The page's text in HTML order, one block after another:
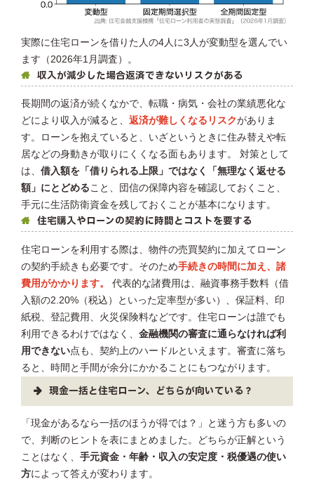
実際に住宅ローンを借りた人の4人に3人が変動型を選んでい
ます（2026年1月調査）。
収入が減少した場合返済できないリスクがある
長期間の返済が続くなかで、転職・病気・会社の業績悪化な
どにより収入が減ると、 返済が難しくなるリスクがありま
す。ローンを抱えていると、いざというときに住み替えや転
居などの身動きが取りにくくなる面もあります。 対策として
は、 借入額を「借りられる上限」ではなく「無理なく返せる
額」にとどめること、団信の保障内容を確認しておくこと、
手元に生活防衛資金を残しておくことが基本になります。
住宅購入やローンの契約に時間とコストを要する
住宅ローンを利用する際は、物件の売買契約に加えてローン
の契約手続きも必要です。そのため手続きの時間に加え、諸
費用がかかります。
代表的な諸費用は、融資事務手数料（借
入額の2.20%（税込）といった定率型が多い）、保証料、印
紙税、登記費用、火災保険料などです。住宅ローンは誰でも
利用できるわけではなく、 金融機関の審査に通らなければ利
用できない点も、契約上のハードルといえます。審査に落ち
ると、時間と手間が余分にかかることにもつながります。
現金一括と住宅ローン、どちらが向いている？
「現金があるなら一括のほうが得では？」と迷う方も多いの
で、判断のヒントを表にまとめました。どちらが正解という
ことはなく、 手元資金・年齢・収入の安定度・税優遇の使い
方によって答えが変わります。